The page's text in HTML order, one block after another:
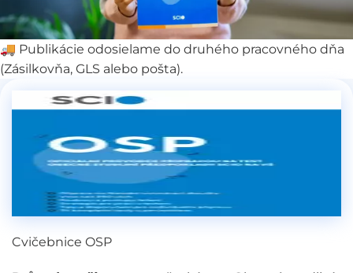
🚚 Publikácie odosielame do druhého pracovného dňa
(Zásilkovňa, GLS alebo pošta).
Cvičebnice OSP